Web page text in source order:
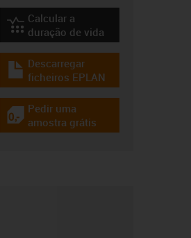
igus-icon-lebensdauerrechner
Calcular a
duração de vida
igus-icon-download-plan
Descarregar
ficheiros EPLAN
igus-icon-gratismuster
Pedir uma
amostra grátis